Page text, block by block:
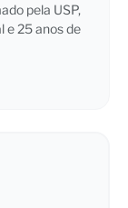
pela USP,
e 25 anos de